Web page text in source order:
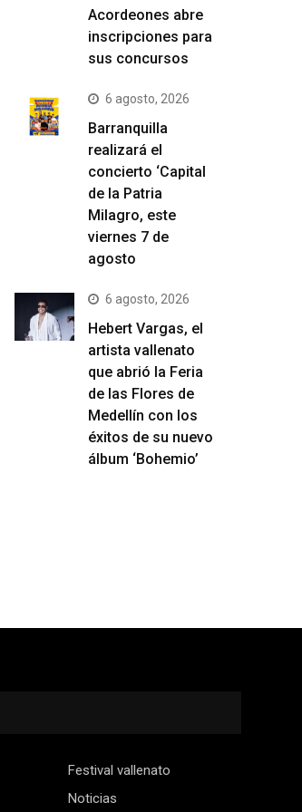
Acordeones abre
inscripciones para
sus concursos
6 agosto, 2026
Barranquilla
realizará el
concierto ‘Capital
de la Patria
Milagro, este
viernes 7 de
agosto
6 agosto, 2026
Hebert Vargas, el
artista vallenato
que abrió la Feria
de las Flores de
Medellín con los
éxitos de su nuevo
álbum ‘Bohemio’
Festival vallenato
Noticias